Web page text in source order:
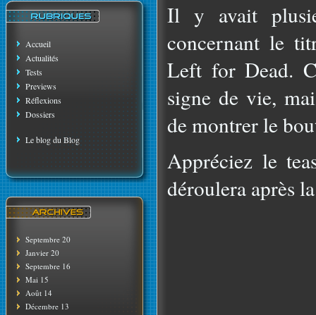
Accueil
Actualités
Tests
Previews
Réflexions
Dossiers
Le blog du Blog
Septembre 20
Janvier 20
Septembre 16
Mai 15
Août 14
Décembre 13
Il y avait
concernant le
Left for Dead.
signe de vie,
de montrer le
Appréciez le
déroulera après